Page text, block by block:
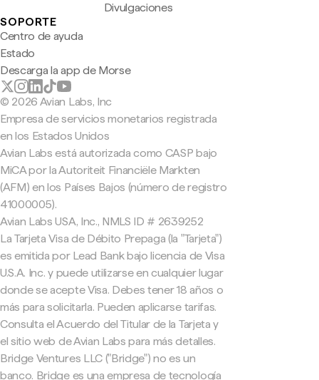
Divulgaciones
SOPORTE
Centro de ayuda
Estado
Descarga la app de Morse
© 2026 Avian Labs, Inc
Empresa de servicios monetarios registrada
en los Estados Unidos
Avian Labs está autorizada como CASP bajo
MiCA por la Autoriteit Financiële Markten
(AFM) en los Países Bajos (número de registro
41000005).
Avian Labs USA, Inc., NMLS ID # 2639252
La Tarjeta Visa de Débito Prepaga (la "Tarjeta")
es emitida por Lead Bank bajo licencia de Visa
U.S.A. Inc. y puede utilizarse en cualquier lugar
donde se acepte Visa. Debes tener 18 años o
más para solicitarla. Pueden aplicarse tarifas.
Consulta el Acuerdo del Titular de la Tarjeta y
el sitio web de Avian Labs para más detalles.
Bridge Ventures LLC ("Bridge") no es un
banco. Bridge es una empresa de tecnología